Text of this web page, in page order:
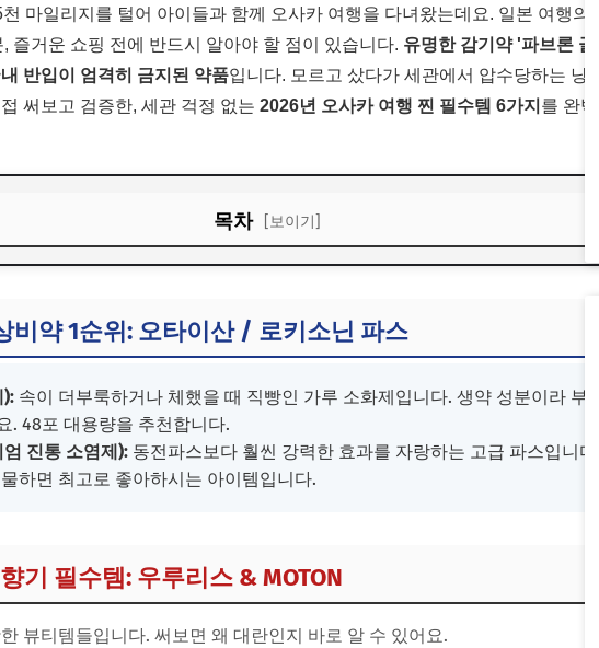
마일리지를 털어 아이들과 함께 오사카 여행을 다녀왔는데요. 일본 여행의
즐거운 쇼핑 전에 반드시 알아야 할 점이 있습니다. 유명한 감기약 '파브론 골
반입이 엄격히 금지된 약품입니다. 모르고 샀다가 세관에서 압수당하는 낭
써보고 검증한, 세관 걱정 없는 2026년 오사카 여행 찐 필수템 6가지 를 완
목차 [보이기]
기 필수템: 우루리스 & MOTON
는 간식: 자가포클 & 클로렛츠 민트
인 쿠폰 & 면세 활용법
비약 1순위: 오타이산 / 로키소닌 파스
): 속이 더부룩하거나 체했을 때 직빵인 가루 소화제입니다. 생약 성분이라 부
. 48포 대용량을 추천합니다.
진통 소염제): 동전파스보다 훨씬 강력한 효과를 자랑하는 고급 파스입니
하면 최고로 좋아하시는 아이템입니다.
기 필수템: 우루리스 & MOTON
뷰티템들입니다. 써보면 왜 대란인지 바로 알 수 있어요.